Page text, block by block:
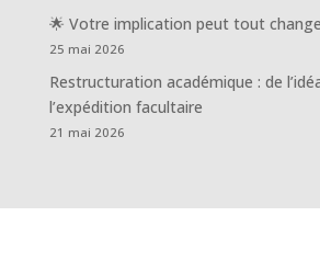
🌟 Votre implication peut tout
25 mai 2026
Restructuration académique : de
l’expédition facultaire
21 mai 2026